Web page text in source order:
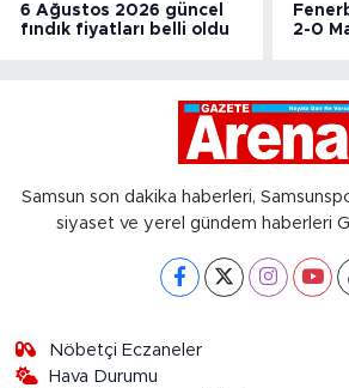
6 Ağustos 2026 güncel
fındık fiyatları belli oldu
2-0
Samsun son dakika haberleri,
siyaset ve yerel gündem haberleri
Nöbetçi Eczaneler
Hava Durumu